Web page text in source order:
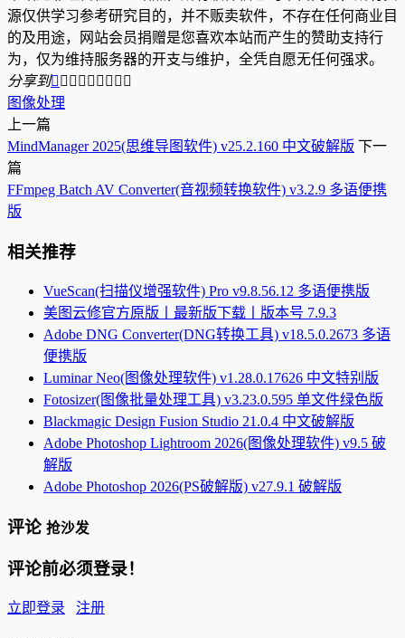
源仅供学习参考研究目的，并不贩卖软件，不存在任何商业目
的及用途，网站会员捐赠是您喜欢本站而产生的赞助支持行
为，仅为维持服务器的开支与维护，全凭自愿无任何强求。
分享到        
图像处理
上一篇
MindManager 2025(思维导图软件) v25.2.160 中文破解版 下一
篇
FFmpeg Batch AV Converter(音视频转换软件) v3.2.9 多语便携
版
相关推荐
VueScan(扫描仪增强软件) Pro v9.8.56.12 多语便携版
美图云修官方原版丨最新版下载丨版本号 7.9.3
Adobe DNG Converter(DNG转换工具) v18.5.0.2673 多语
便携版
Luminar Neo(图像处理软件) v1.28.0.17626 中文特别版
Fotosizer(图像批量处理工具) v3.23.0.595 单文件绿色版
Blackmagic Design Fusion Studio 21.0.4 中文破解版
Adobe Photoshop Lightroom 2026(图像处理软件) v9.5 破
解版
Adobe Photoshop 2026(PS破解版) v27.9.1 破解版
评论 抢沙发
评论前必须登录！
立即登录 注册